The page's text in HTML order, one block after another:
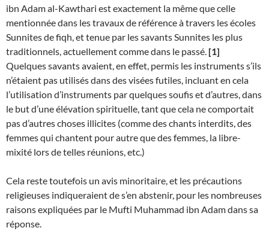
ibn Adam al-Kawthari est exactement la même que celle
mentionnée dans les travaux de référence à travers les écoles
Sunnites de fiqh, et tenue par les savants Sunnites les plus
traditionnels, actuellement comme dans le passé. [1]
Quelques savants avaient, en effet, permis les instruments s’ils
n’étaient pas utilisés dans des visées futiles, incluant en cela
l’utilisation d’instruments par quelques soufis et d’autres, dans
le but d’une élévation spirituelle, tant que cela ne comportait
pas d’autres choses illicites (comme des chants interdits, des
femmes qui chantent pour autre que des femmes, la libre-
mixité lors de telles réunions, etc.)
Cela reste toutefois un avis minoritaire, et les précautions
religieuses indiqueraient de s’en abstenir, pour les nombreuses
raisons expliquées par le Mufti Muhammad ibn Adam dans sa
réponse.